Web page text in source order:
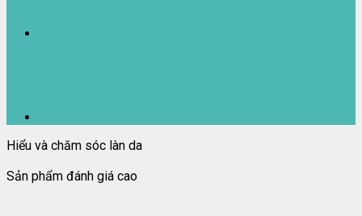
Hiểu và chăm sóc làn da
Sản phẩm đánh giá cao